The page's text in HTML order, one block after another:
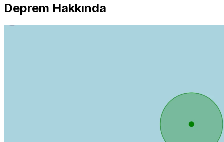
Deprem Hakkında